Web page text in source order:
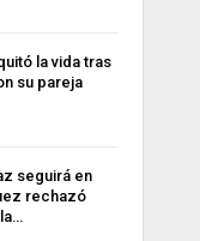
la vida tras
su pareja
seguirá en
rechazó